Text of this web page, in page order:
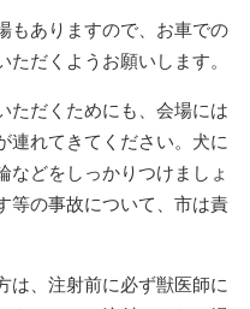
もありますので、お車での
だくようお願いします。
ただくためにも、会場には
連れてきてください。犬に
などをしっかりつけましょ
等の事故について、市は責
は、注射前に必ず獣医師に